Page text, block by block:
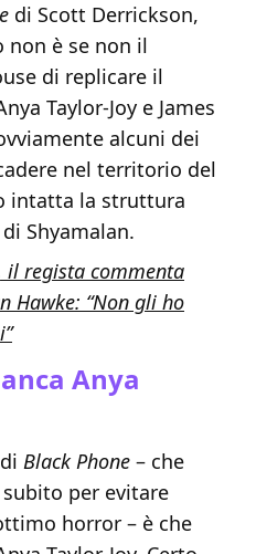
di Scott Derrickson,
non è se non il
di replicare il
Taylor-Joy e James
alcuni dei
nel territorio del
intatta la struttura
Shyamalan.
il regista commenta
Hawke: “Non gli ho
Anya
Black Phone – che
per evitare
horror – è che